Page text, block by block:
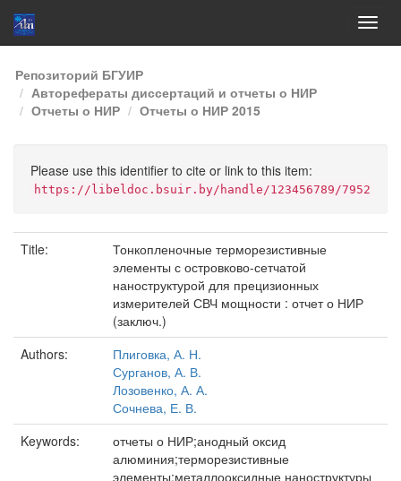
Skip
navigation
Репозиторий БГУИР
Авторефераты диссертаций и отчеты о НИР
Отчеты о НИР
Отчеты о НИР 2015
Please use this identifier to cite or link to this item:
https://libeldoc.bsuir.by/handle/123456789/7952
Title:
Тонкопленочные терморезистивные
элементы с островково-сетчатой
наноструктурой для прецизионных
измерителей СВЧ мощности : отчет о НИР
(заключ.)
Authors:
Плиговка, А. Н.
Сурганов, А. В.
Лозовенко, А. А.
Сочнева, Е. В.
Keywords:
отчеты о НИР;анодный оксид
алюминия;терморезистивные
элементы;металлооксидные наноструктуры